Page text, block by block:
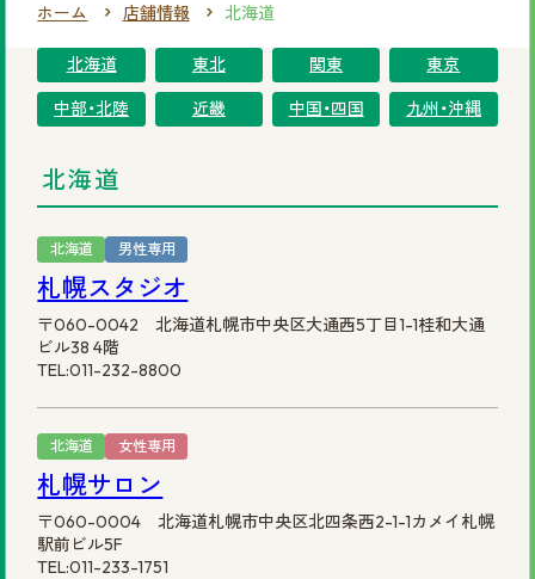
ご相談・店舗予約はこちら
女性専用0120-69-0480
資料請求はこちら
サイトマッププライバシーポリシー 会社概要 円形脱毛症.com
©2025 株式会社スヴェンソン.
ホーム 店舗情報 北海道
北海道 東北 関東 東京
中部・北陸 近畿 中国・四国 九州・沖縄
北海道
北海道 男性専用
札幌スタジオ
〒060-0042 北海道札幌市中央区大通西5丁目1-1桂和大通
ビル38 4階
TEL:011-232-8800
北海道 女性専用
札幌サロン
〒060-0004 北海道札幌市中央区北四条西2-1-1カメイ札幌
駅前ビル5F
TEL:011-233-1751